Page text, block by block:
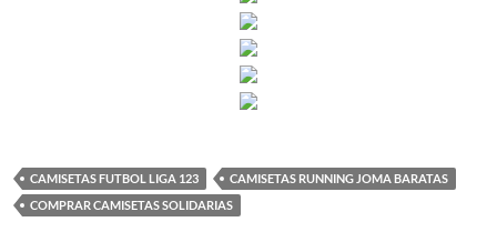
CAMISETAS FUTBOL LIGA 123
CAMISETAS RUNNING JOMA BARATAS
COMPRAR CAMISETAS SOLIDARIAS